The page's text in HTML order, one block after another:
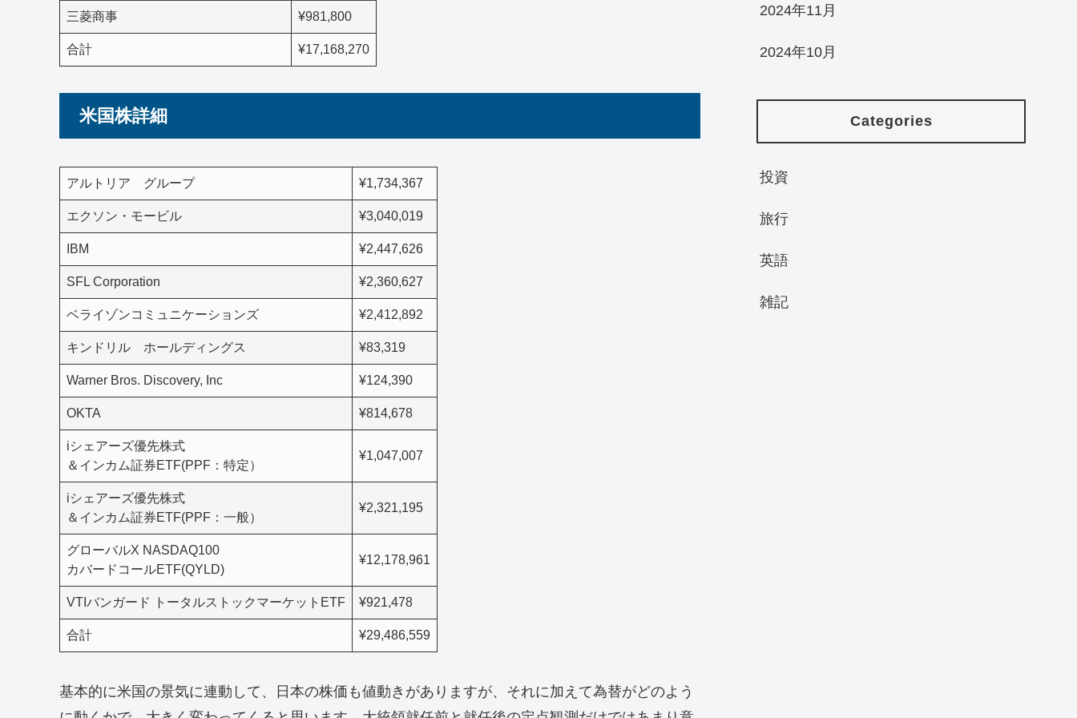
三菱商事 ¥981,800
合計 ¥17,168,270
米国株詳細
アルトリア グループ ¥1,734,367
エクソン・モービル ¥3,040,019
IBM ¥2,447,626
SFL Corporation ¥2,360,627
ベライゾンコミュニケーションズ ¥2,412,892
キンドリル ホールディングス ¥83,319
Warner Bros. Discovery, Inc ¥124,390
OKTA ¥814,678
iシェアーズ優先株式
＆インカム証券ETF(PPF：特定）
¥1,047,007
iシェアーズ優先株式
＆インカム証券ETF(PPF：一般）
¥2,321,195
グローバルX NASDAQ100
カバードコールETF(QYLD)
¥12,178,961
VTIバンガード トータルストックマーケットETF ¥921,478
合計 ¥29,486,559
基本的に米国の景気に連動して、日本の株価も値動きがありますが、それに加えて為替がどのよう
2024年11月
2024年10月
Categories
投資
旅行
英語
雑記